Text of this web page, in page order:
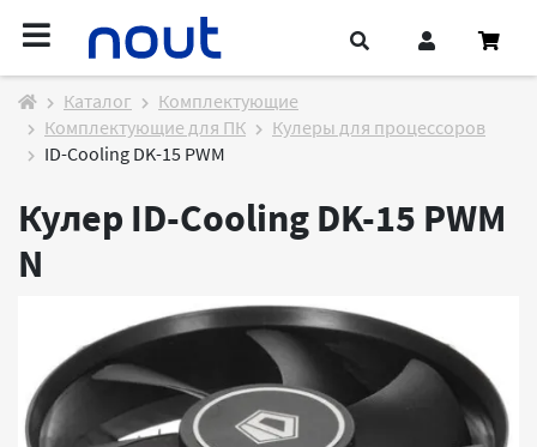
Каталог
Комплектующие
Комплектующие для ПК
Кулеры для процессоров
ID-Cooling DK-15 PWM
Кулер ID-Cooling DK-15 PWM
N